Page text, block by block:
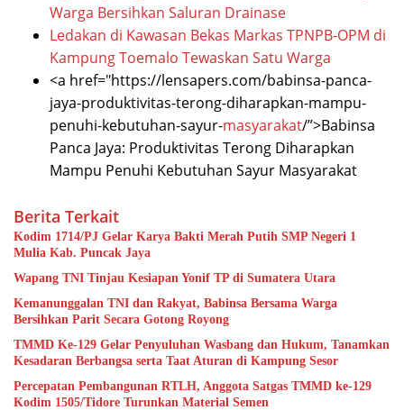
Warga Bersihkan Saluran Drainase
Ledakan di Kawasan Bekas Markas TPNPB-OPM di
Kampung Toemalo Tewaskan Satu Warga
<a href="https://lensapers.com/babinsa-panca-
jaya-produktivitas-terong-diharapkan-mampu-
penuhi-kebutuhan-sayur-masyarakat/”>Babinsa
Panca Jaya: Produktivitas Terong Diharapkan
Mampu Penuhi Kebutuhan Sayur Masyarakat
Berita Terkait
Kodim 1714/PJ Gelar Karya Bakti Merah Putih SMP Negeri 1
Mulia Kab. Puncak Jaya
Wapang TNI Tinjau Kesiapan Yonif TP di Sumatera Utara
Kemanunggalan TNI dan Rakyat, Babinsa Bersama Warga
Bersihkan Parit Secara Gotong Royong
TMMD Ke-129 Gelar Penyuluhan Wasbang dan Hukum, Tanamkan
Kesadaran Berbangsa serta Taat Aturan di Kampung Sesor
Percepatan Pembangunan RTLH, Anggota Satgas TMMD ke-129
Kodim 1505/Tidore Turunkan Material Semen